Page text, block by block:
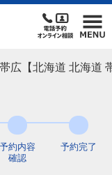
広【北海道 北海道
予約内容
確認
予約完了